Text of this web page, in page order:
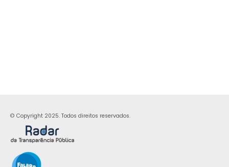
© Copyright 2025. Todos direitos reservados.